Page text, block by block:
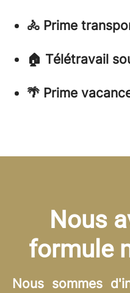
🚴 Prime
🏠 Télétravail
🌴 Prime
Nous
formule
Nous sommes